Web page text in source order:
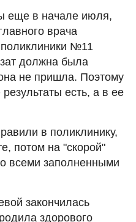
еще в начале июля,
врача
№11
должна была
не пришла. Поэтому
есть, а в ее
в поликлинику,
потом на "скорой"
всеми заполненными
закончилась
здорового